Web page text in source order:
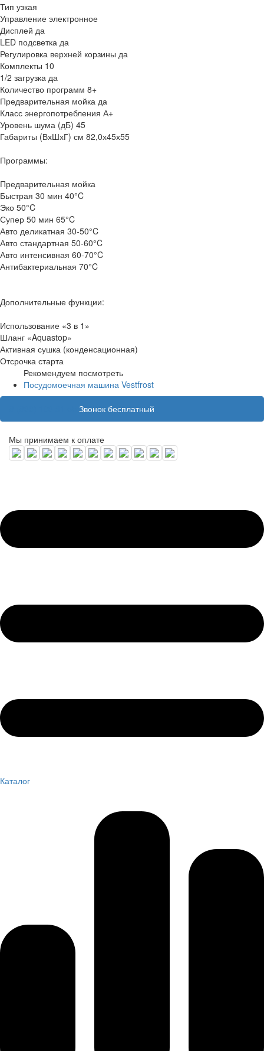
Тип узкая
Управление электронное
Дисплей да
LED подсветка да
Регулировка верхней корзины да
Комплекты 10
1/2 загрузка да
Количество программ 8+
Предварительная мойка да
Класс энергопотребления А+
Уровень шума (дБ) 45
Габариты (ВхШхГ) см 82,0х45х55
Программы:
Предварительная мойка
Быстрая 30 мин 40°C
Эко 50°C
Супер 50 мин 65°C
Авто деликатная 30-50°C
Авто стандартная 50-60°C
Авто интенсивная 60-70°C
Антибактериальная 70°C
Дополнительные функции:
Использование «3 в 1»
Шланг «Aquastop»
Активная сушка (конденсационная)
Отсрочка старта
Рекомендуем посмотреть
Посудомоечная машина Vestfrost
Звонок бесплатный
Мы принимаем к оплате
Каталог